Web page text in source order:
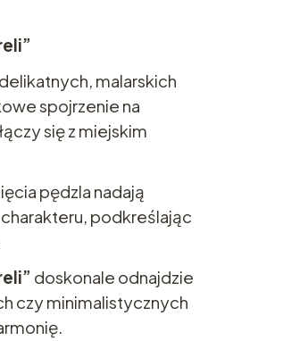
malarskich
spojrzenie na
się z miejskim
pędzla nadają
podkreślając
doskonale odnajdzie
czy minimalistycznych